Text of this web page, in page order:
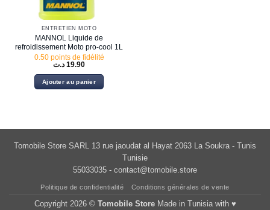
ENTRETIEN MOTO
MANNOL Liquide de
refroidissement Moto pro-cool 1L
0.50 points de fidélité
19.90 د.ت
Ajouter au panier
Tomobile Store SARL 13 rue jaoudat al Hayat 2063 La Soukra - Tunis
Tunisie
55033035 - contact@tomobile.store
Politique de confidentialité Conditions générales de vente
Copyright 2026 © Tomobile StoreMade in Tunisia with ♥